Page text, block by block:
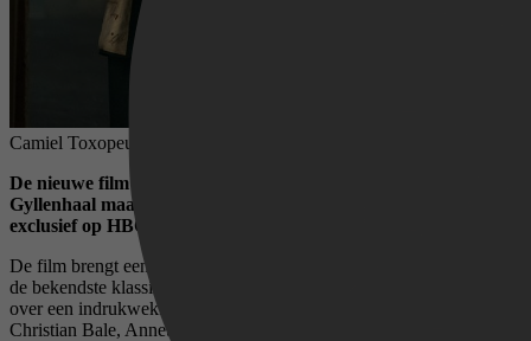
Camiel Toxopeus,
De nieuwe film The Bride! van schrijver en regisseur Maggie
Gyllenhaal maakt op 22 mei zijn wereldwijde streamingdebuut
exclusief op HBO Max.
De film brengt een gedurfde en moderne interpretatie van een van
de bekendste klassieke verhalen ooit naar het scherm en beschikt
over een indrukwekkende cast met onder anderen Jessie Buckley,
Christian Bale, Annette Bening, Jake Gyllenhaal en Penélope Cruz.